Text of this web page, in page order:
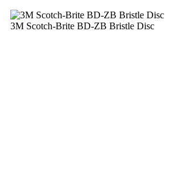
3M Scotch-Brite BD-ZB Bristle Disc